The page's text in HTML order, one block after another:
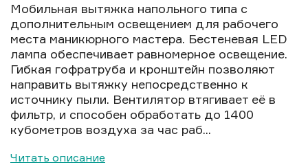
Мобильная вытяжка напольного типа с
дополнительным освещением для рабочего
места маникюрного мастера. Бестеневая LED
лампа обеспечивает равномерное освещение.
Гибкая гофратруба и кронштейн позволяют
направить вытяжку непосредственно к
источнику пыли. Вентилятор втягивает её в
фильтр, и способен обработать до 1400
кубометров воздуха за час раб...
Читать описание